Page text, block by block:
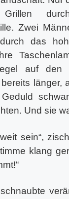
Zwei
das
auf den
länger,
Und sie
sein“,
klang